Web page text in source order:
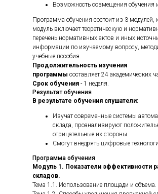
Возможность совмещения обучения
Программа обучения состоит из 3 модулей,
модуль включает теоретическую и
перечень нормативных актов и иных
информации по изучаемому вопросу,
учебные пособия.
Продолжительность изучения
программы составляет 24 академических
Cрок обучения - 1 неделя.
Результат обучения
В результате обучения слушатели:
Изучат современные системы
склада, проанализируют
отрицательные их стороны.
Смогут внедрять цифровые
Программа обучения
Модуль 1. Показатели эффективности
складов.
Тема 1.1. Использование площади и объема.